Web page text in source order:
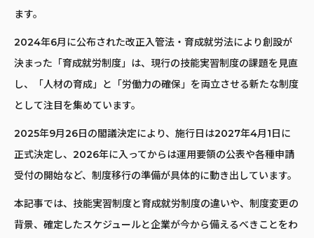
ます。
2024年6月に公布された改正入管法・育成就労法により創設が
決まった「育成就労制度」は、現行の技能実習制度の課題を見直
し、「人材の育成」と「労働力の確保」を両立させる新たな制度
として注目を集めています。
2025年9月26日の閣議決定により、施行日は2027年4月1日に
正式決定し、2026年に入ってからは運用要領の公表や各種申請
受付の開始など、制度移行の準備が具体的に動き出しています。
本記事では、技能実習制度と育成就労制度の違いや、制度変更の
背景、確定したスケジュールと企業が今から備えるべきことをわ